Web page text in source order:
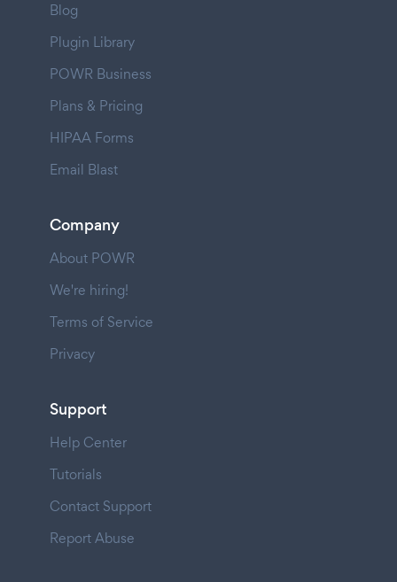
Blog
Plugin Library
POWR Business
Plans & Pricing
HIPAA Forms
Email Blast
Company
About POWR
We're hiring!
Terms of Service
Privacy
Support
Help Center
Tutorials
Contact Support
Report Abuse